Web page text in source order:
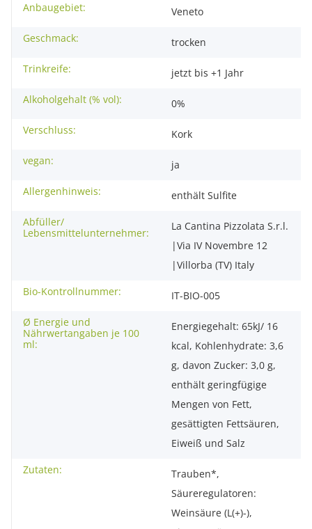
Anbaugebiet:
Veneto
Geschmack:
trocken
Trinkreife:
jetzt bis +1 Jahr
Alkoholgehalt (% vol):
0%
Verschluss:
Kork
vegan:
ja
Allergenhinweis:
enthält Sulfite
Abfüller/
Lebensmittelunternehmer:
La Cantina Pizzolata S.r.l.
|Via IV Novembre 12
|Villorba (TV) Italy
Bio-Kontrollnummer:
IT-BIO-005
Ø Energie und
Nährwertangaben je 100
ml:
Energiegehalt: 65kJ/ 16
kcal, Kohlenhydrate: 3,6
g, davon Zucker: 3,0 g,
enthält geringfügige
Mengen von Fett,
gesättigten Fettsäuren,
Eiweiß und Salz
Zutaten:
Trauben*,
Säureregulatoren:
Weinsäure (L(+)-),